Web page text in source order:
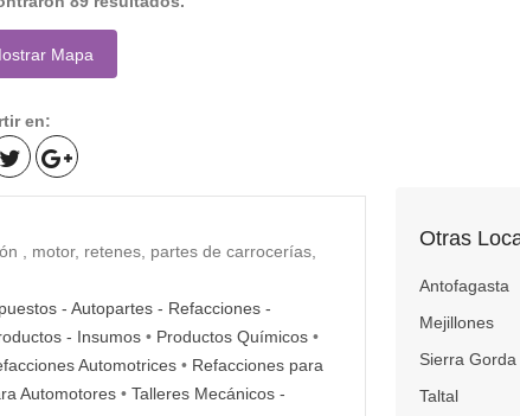
Mapa
en:
, motor, retenes, partes de carrocerías,
- Autopartes - Refacciones -
- Insumos • Productos Químicos •
Automotrices • Refacciones para
Automotores • Talleres Mecánicos -
Otras
Antofagasta
Mejillones
Sierra Gorda
Taltal